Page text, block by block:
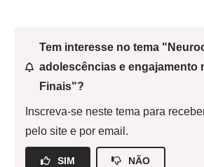
Tem interesse no tema
adolescências e engajamento
Finais"?
Inscreva-se neste tema para
pelo site e por email.
SIM NÃO